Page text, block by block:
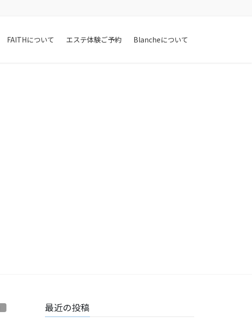
FAITHについて エステ体験ご予約 Blancheについて
最近の投稿